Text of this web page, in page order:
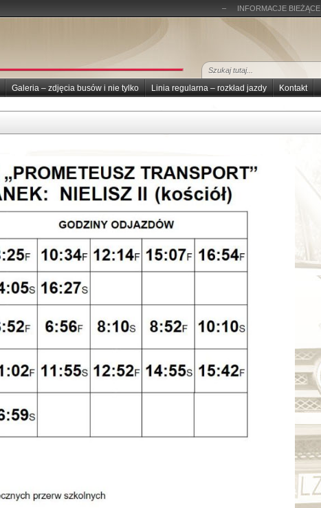
– INFORMACJE BIEŻĄCE
Galeria – zdjęcia busów i nie tylko Linia regularna – rozkład jazdy Kontakt